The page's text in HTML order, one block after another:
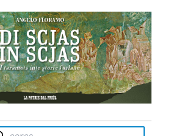
FRIULIAN MONTHLY •